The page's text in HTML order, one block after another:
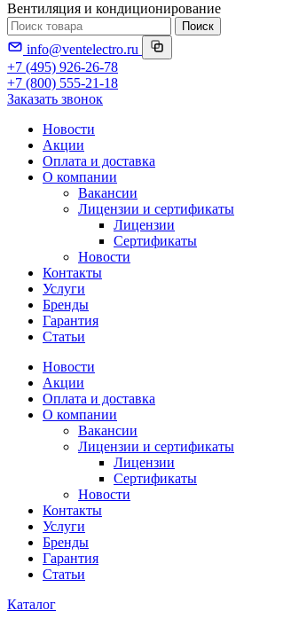
Вентиляция и кондиционирование
Поиск
info@ventelectro.ru
+7 (495) 926-26-78
+7 (800) 555-21-18
Заказать звонок
Новости
Акции
Оплата и доставка
О компании
Вакансии
Лицензии и сертификаты
Лицензии
Сертификаты
Новости
Контакты
Услуги
Бренды
Гарантия
Статьи
Новости
Акции
Оплата и доставка
О компании
Вакансии
Лицензии и сертификаты
Лицензии
Сертификаты
Новости
Контакты
Услуги
Бренды
Гарантия
Статьи
Каталог